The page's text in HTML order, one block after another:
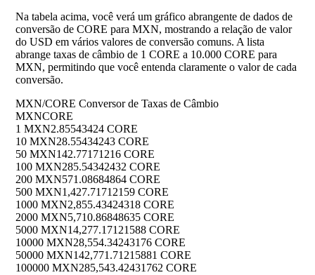
Na tabela acima, você verá um gráfico abrangente de dados de
conversão de CORE para MXN, mostrando a relação de valor
do USD em vários valores de conversão comuns. A lista
abrange taxas de câmbio de 1 CORE a 10.000 CORE para
MXN, permitindo que você entenda claramente o valor de cada
conversão.
MXN/CORE Conversor de Taxas de Câmbio
MXNCORE
1 MXN2.85543424 CORE
10 MXN28.55434243 CORE
50 MXN142.77171216 CORE
100 MXN285.54342432 CORE
200 MXN571.08684864 CORE
500 MXN1,427.71712159 CORE
1000 MXN2,855.43424318 CORE
2000 MXN5,710.86848635 CORE
5000 MXN14,277.17121588 CORE
10000 MXN28,554.34243176 CORE
50000 MXN142,771.71215881 CORE
100000 MXN285,543.42431762 CORE